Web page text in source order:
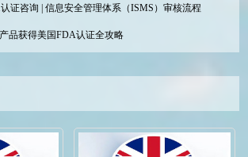
认证咨询 | 信息安全管理体系（ISMS）审核流程
品获得美国FDA认证全攻略